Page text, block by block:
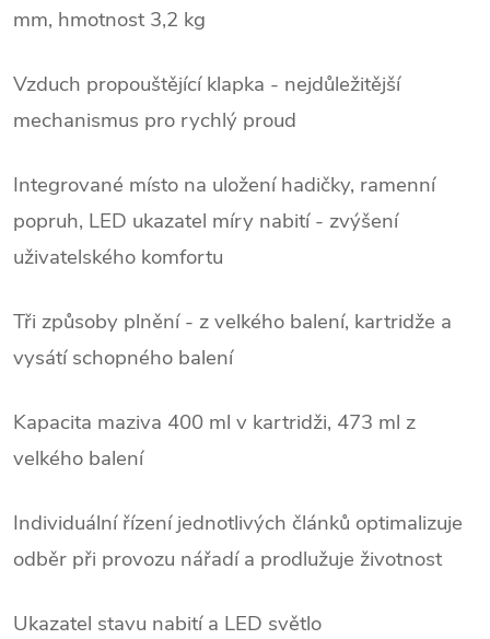
mm, hmotnost 3,2 kg
Vzduch propouštějící klapka - nejdůležitější
mechanismus pro rychlý proud
Integrované místo na uložení hadičky, ramenní
popruh, LED ukazatel míry nabití - zvýšení
uživatelského komfortu
Tři způsoby plnění - z velkého balení, kartridže a
vysátí schopného balení
Kapacita maziva 400 ml v kartridži, 473 ml z
velkého balení
Individuální řízení jednotlivých článků optimalizuje
odběr při provozu nářadí a prodlužuje životnost
Ukazatel stavu nabití a LED světlo